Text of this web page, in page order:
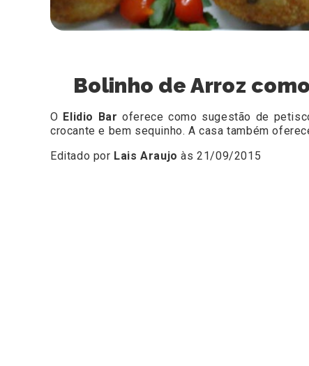
Bolinho de Arroz
O Elidio Baroferece como sugestão de
crocante e bem sequinho. A casa também
Editado por Lais Araujo às 21/09/2015